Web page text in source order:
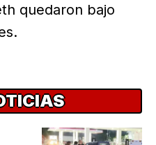
quedaron bajo